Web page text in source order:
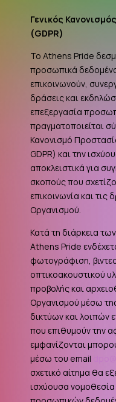
Γενικός
(GDPR)
Το Athens Pride
προσωπικά
επικοινωνούν,
δράσεις και
επεξεργασία
πραγματοποιείται
Κανονισμό
GDPR) και την
αποκλειστικά για
σκοπούς που
επικοινωνία και τις
Οργανισμού.
Κατά τη διάρκεια
Athens Pride
φωτογράφιση,
οπτικοακουστικού
προβολής και
Οργανισμού μέσω
δικτύων και λοιπών
που επιθυμούν την
εμφανίζονται
μέσω του email
σχετικό αίτημα θα
ισχύουσα